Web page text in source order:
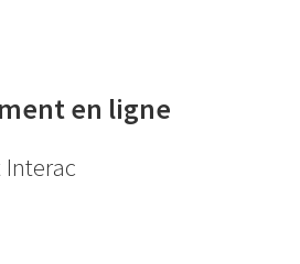
en ligne
Interac